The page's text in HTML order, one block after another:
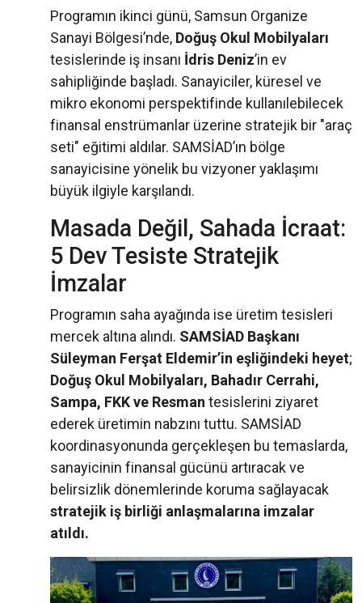
Programın ikinci günü, Samsun Organize
Sanayi Bölgesi’nde, Doğuş Okul Mobilyaları
tesislerinde iş insanı İdris Deniz’in ev
sahipliğinde başladı. Sanayiciler, küresel ve
mikro ekonomi perspektifinde kullanılebilecek
finansal enstrümanlar üzerine stratejik bir "araç
seti" eğitimi aldılar. SAMSİAD’ın bölge
sanayicisine yönelik bu vizyoner yaklaşımı
büyük ilgiyle karşılandı.
Masada Değil, Sahada İcraat:
5 Dev Tesiste Stratejik
İmzalar
Programın saha ayağında ise üretim tesisleri
mercek altına alındı. SAMSİAD Başkanı
Süleyman Ferşat Eldemir’in eşliğindeki heyet;
Doğuş Okul Mobilyaları, Bahadır Cerrahi,
Sampa, FKK ve Resman tesislerini ziyaret
ederek üretimin nabzını tuttu. SAMSİAD
koordinasyonunda gerçekleşen bu temaslarda,
sanayicinin finansal gücünü artıracak ve
belirsizlik dönemlerinde koruma sağlayacak
stratejik iş birliği anlaşmalarına imzalar
atıldı.